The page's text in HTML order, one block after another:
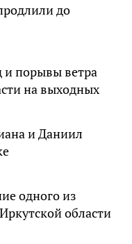
до
и порывы ветра
на выходных
и Даниил
одного из
области